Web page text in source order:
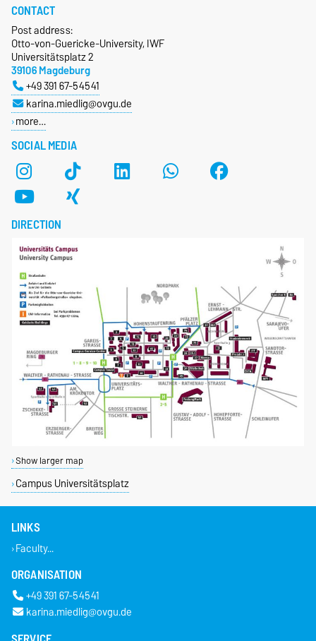
SOCIAL MEDIA
CONTACT
Post address:
Otto-von-Guericke-University, IWF
Universitätsplatz 2
39106 Magdeburg
+49 391 67-54541
karina.miedlig@ovgu.de
more…
DIRECTION
Show larger map
Campus Universitätsplatz
LINKS
Faculty...
ORGANISATION
+49 391 67-54541
karina.miedlig@ovgu.de